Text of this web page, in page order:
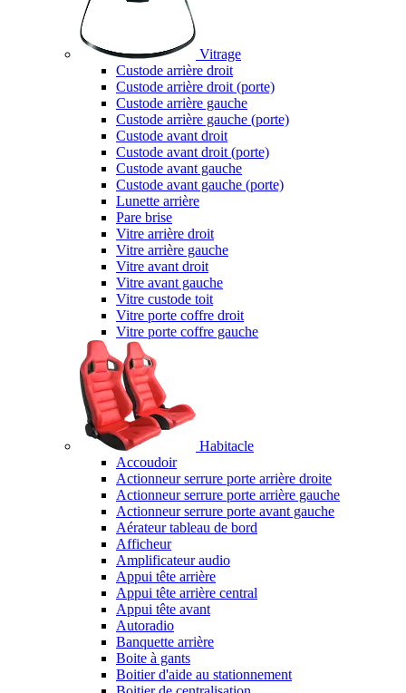
Vitrage
Custode arrière droit
Custode arrière droit (porte)
Custode arrière gauche
Custode arrière gauche (porte)
Custode avant droit
Custode avant droit (porte)
Custode avant gauche
Custode avant gauche (porte)
Lunette arrière
Pare brise
Vitre arrière droit
Vitre arrière gauche
Vitre avant droit
Vitre avant gauche
Vitre custode toit
Vitre porte coffre droit
Vitre porte coffre gauche
Habitacle
Accoudoir
Actionneur serrure porte arrière droite
Actionneur serrure porte arrière gauche
Actionneur serrure porte avant gauche
Aérateur tableau de bord
Afficheur
Amplificateur audio
Appui tête arrière
Appui tête arrière central
Appui tête avant
Autoradio
Banquette arrière
Boite à gants
Boitier d'aide au stationnement